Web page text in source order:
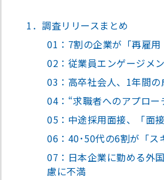
1．調査リリースまとめ
01：7割の企業が「再雇
02：従業員エンゲージメ
03：高卒社会人、1年間
04：“求職者へのアプロ
05：中途採用面接、「面
06：40･50代の6割が「ス
07：日本企業に勤める外
慮に不満